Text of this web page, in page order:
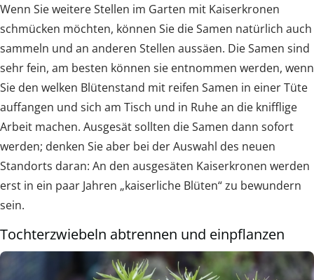
Wenn Sie weitere Stellen im Garten mit Kaiserkronen
schmücken möchten, können Sie die Samen natürlich auch
sammeln und an anderen Stellen aussäen. Die Samen sind
sehr fein, am besten können sie entnommen werden, wenn
Sie den welken Blütenstand mit reifen Samen in einer Tüte
auffangen und sich am Tisch und in Ruhe an die knifflige
Arbeit machen. Ausgesät sollten die Samen dann sofort
werden; denken Sie aber bei der Auswahl des neuen
Standorts daran: An den ausgesäten Kaiserkronen werden
erst in ein paar Jahren „kaiserliche Blüten“ zu bewundern
sein.
Tochterzwiebeln abtrennen und einpflanzen